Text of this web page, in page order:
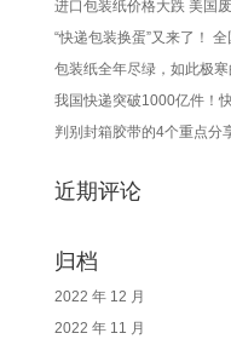
进口包装纸价格大跌 美国
“快递包装换蛋”又来了！
包装纸全年尽绿，如此极
我国快递突破1000亿件！
判别封箱胶带的4个重点分
近期评论
归档
2022 年 12 月
2022 年 11 月